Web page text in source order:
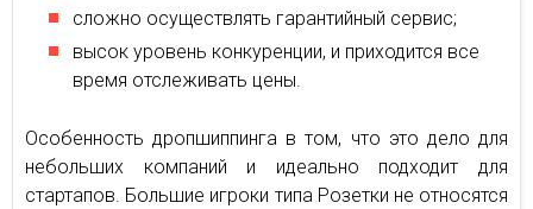
сложно осуществлять гарантийный сервис;
высок уровень конкуренции, и приходится все
время отслеживать цены.
Особенность дропшиппинга в том, что это дело для
небольших компаний и идеально подходит для
стартапов. Большие игроки типа Розетки не относятся